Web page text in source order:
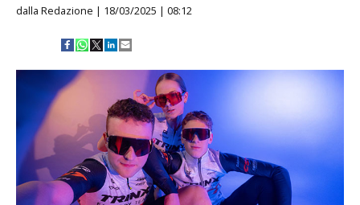
dalla Redazione | 18/03/2025 | 08:12